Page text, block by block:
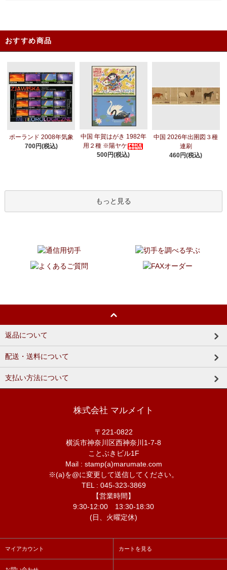
おすすめ商品
ポーランド 2008年気象
700円(税込)
中国 年賀はがき 1982年
用２種 ※陽ヤケ
500円(税込)
中国 2026年出圉図３種
連刷
460円(税込)
もっと見る
返品について
配送・送料について
支払い方法について
株式会社 マルメイト
〒221-0822
横浜市神奈川区西神奈川1-7-8
ことぶきビル1F
Mail : stamp(a)marumate.com
※(a)を@に変更して送信してください。
TEL : 045-323-3869
【営業時間】
9:30-12:00 13:30-18:30
(日、火曜定休)
マイアカウント カートを見る